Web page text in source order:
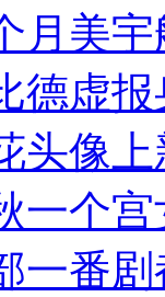
月美
德虚报
头像上
一个
一番